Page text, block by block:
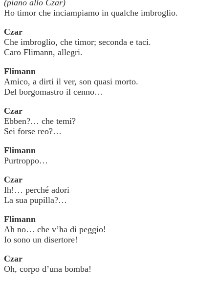
(piano allo Czar)
Ho timor che inciampiamo in qualche imbroglio.
Czar
Che imbroglio, che timor; seconda e taci.
Caro Flimann, allegri.
Flimann
Amico, a dirti il ver, son quasi morto.
Del borgomastro il cenno…
Czar
Ebben?… che temi?
Sei forse reo?…
Flimann
Purtroppo…
Czar
Ih!… perché adori
La sua pupilla?…
Flimann
Ah no… che v’ha di peggio!
Io sono un disertore!
Czar
Oh, corpo d’una bomba!